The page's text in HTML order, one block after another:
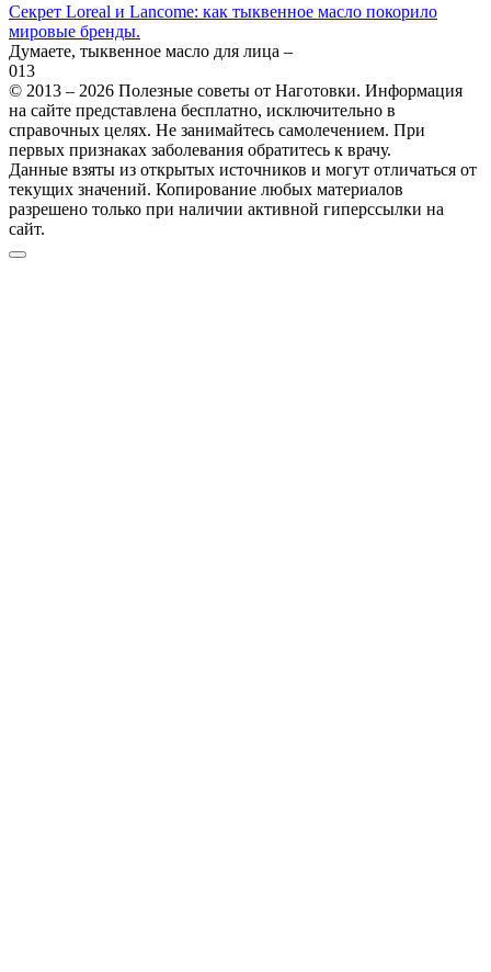
Секрет Loreal и Lancome: как тыквенное масло покорило
мировые бренды.
Думаете, тыквенное масло для лица –
013
© 2013 – 2026 Полезные советы от Наготовки. Информация
на сайте представлена бесплатно, исключительно в
справочных целях. Не занимайтесь самолечением. При
первых признаках заболевания обратитесь к врачу.
Данные взяты из открытых источников и могут отличаться от
текущих значений. Копирование любых материалов
разрешено только при наличии активной гиперссылки на
сайт.